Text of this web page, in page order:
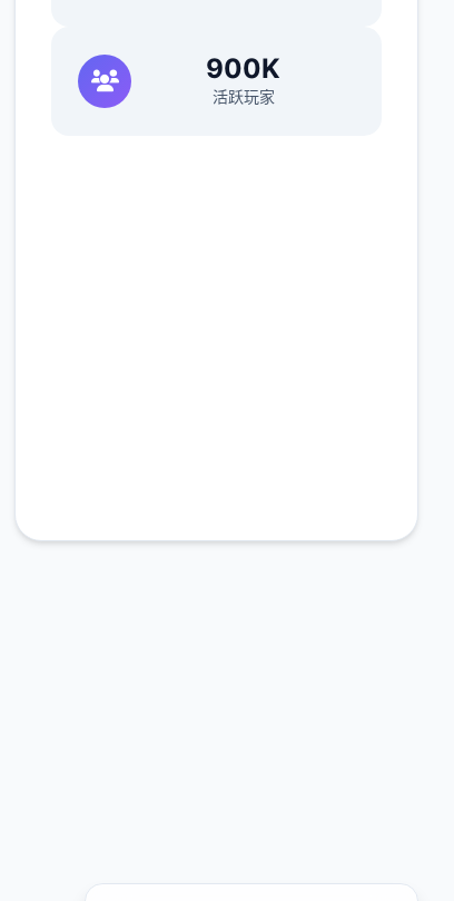
900K
活跃玩家